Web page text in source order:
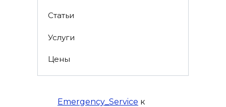
Статьи
Услуги
Цены
Emergency_Service к